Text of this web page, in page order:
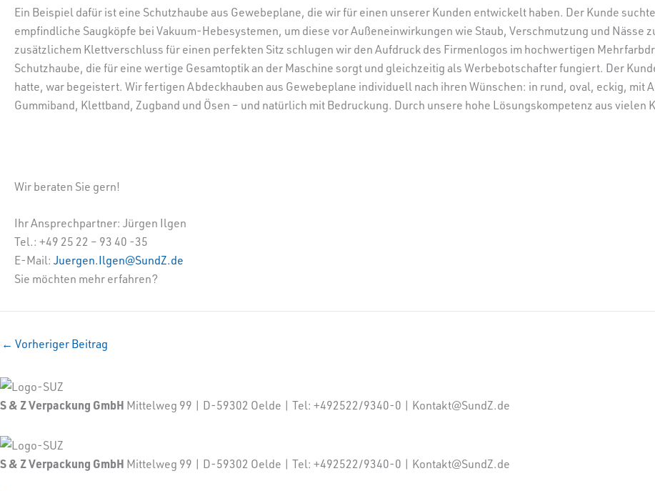
Ein Beispiel dafür ist eine Schutzhaube aus Gewebeplane, die wir für einen unserer Kunden entwickelt haben. Der Kunde
empfindliche Saugköpfe bei Vakuum-Hebesystemen, um diese vor Außeneinwirkungen wie Staub, Verschmutzung und Nässe
zusätzlichem Klettverschluss für einen perfekten Sitz schlugen wir den Aufdruck des Firmenlogos im hochwertigen
Schutzhaube, die für eine wertige Gesamtoptik an der Maschine sorgt und gleichzeitig als Werbebotschafter fungiert. Der
hatte, war begeistert. Wir fertigen Abdeckhauben aus Gewebeplane individuell nach ihren Wünschen: in rund, oval, eckig, mit
Gummiband, Klettband, Zugband und Ösen – und natürlich mit Bedruckung. Durch unsere hohe Lösungskompetenz aus
Wir beraten Sie gern!
Ihr Ansprechpartner: Jürgen Ilgen
Tel.: +49 25 22 – 93 40 -35
E-Mail: Juergen.Ilgen@SundZ.de
Sie möchten mehr erfahren?
← Vorheriger Beitrag
S & Z Verpackung GmbH Mittelweg 99 | D-59302 Oelde | Tel: +492522/9340-0 | Kontakt@SundZ.de
S & Z Verpackung GmbH Mittelweg 99 | D-59302 Oelde | Tel: +492522/9340-0 | Kontakt@SundZ.de